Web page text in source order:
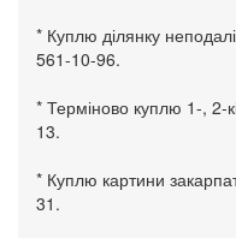
* Куплю ділянку
561-10-96.
* Терміново куплю 1-, 2-
13.
* Куплю картини
31.